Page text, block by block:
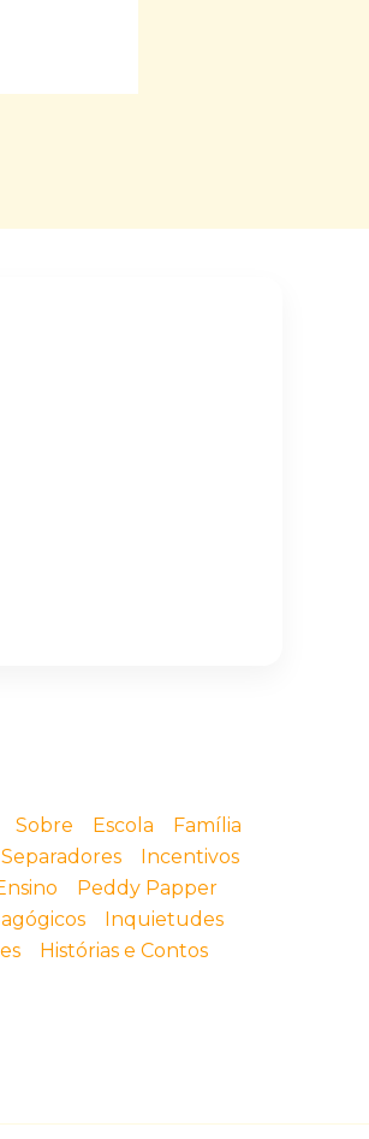
Sobre Escola
Família
Separadores
Incentivos
Peddy Papper
Inquietudes
Histórias e Contos